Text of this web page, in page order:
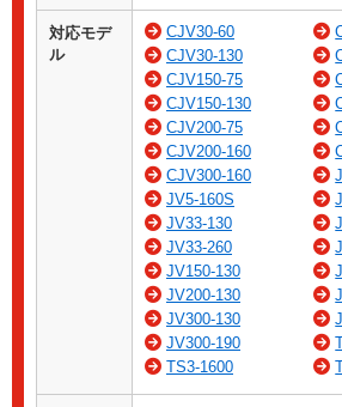
対応モデ
ル
CJV30-60
CJV30-130
CJV150-75
CJV150-130
CJV200-75
CJV200-160
CJV300-160
JV5-160S
JV33-130
JV33-260
JV150-130
JV200-130
JV300-130
JV300-190
TS3-1600